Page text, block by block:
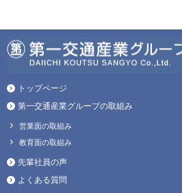
トップページ
第一交通産業グループの取組み
営業面の取組み
教育面の取組み
先輩社員の声
よくある質問